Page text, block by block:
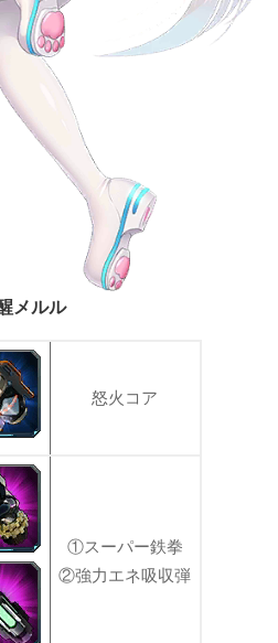
メルル
怒火コア
①スーパー鉄拳
②強力エネ吸収弾